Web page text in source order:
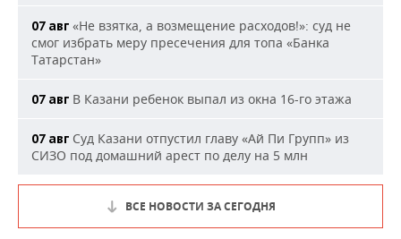
07 авг «Не взятка, а возмещение расходов!»: суд не
смог избрать меру пресечения для топа «Банка
Татарстан»
07 авг В Казани ребенок выпал из окна 16-го этажа
07 авг Суд Казани отпустил главу «Ай Пи Групп» из
СИЗО под домашний арест по делу на 5 млн
ВСЕ НОВОСТИ ЗА СЕГОДНЯ